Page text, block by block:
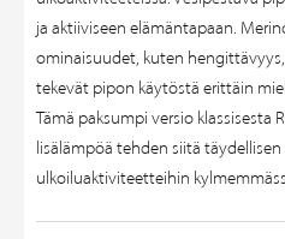
ja aktiiviseen elämäntapaan.
ominaisuudet, kuten
tekevät pipon käytöstä erittäin
Tämä paksumpi versio klassisesta
lisälämpöä tehden siitä
ulkoiluaktiviteetteihin